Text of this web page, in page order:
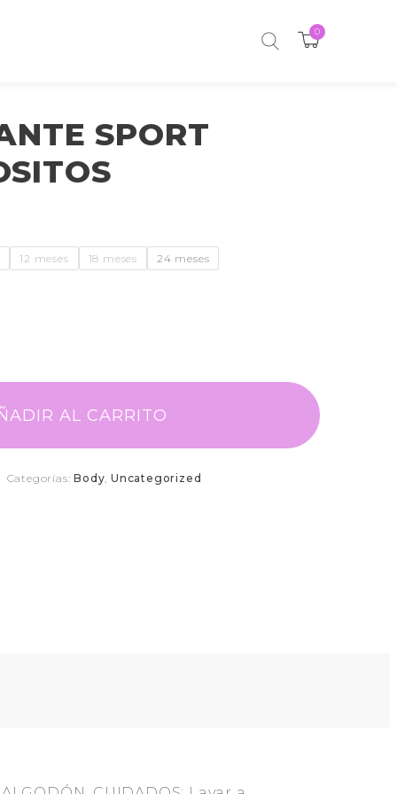
0
SPORT
12 meses 18 meses 24 meses
AL CARRITO
Categorías:Body,Uncategorized